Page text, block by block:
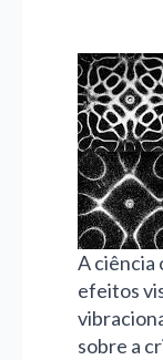
A ciência
efeitos
sobre a